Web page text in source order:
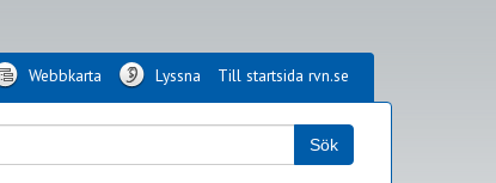
Webbkarta Lyssna Till startsida rvn.se
Sök